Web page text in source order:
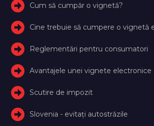
Cum să cumpăr o vignetă?
Cine trebuie să cumpere o vignetă
Reglementări pentru consumatori
Avantajele unei vignete electronice
Scutire de impozit
Slovenia - evitați autostrăzile